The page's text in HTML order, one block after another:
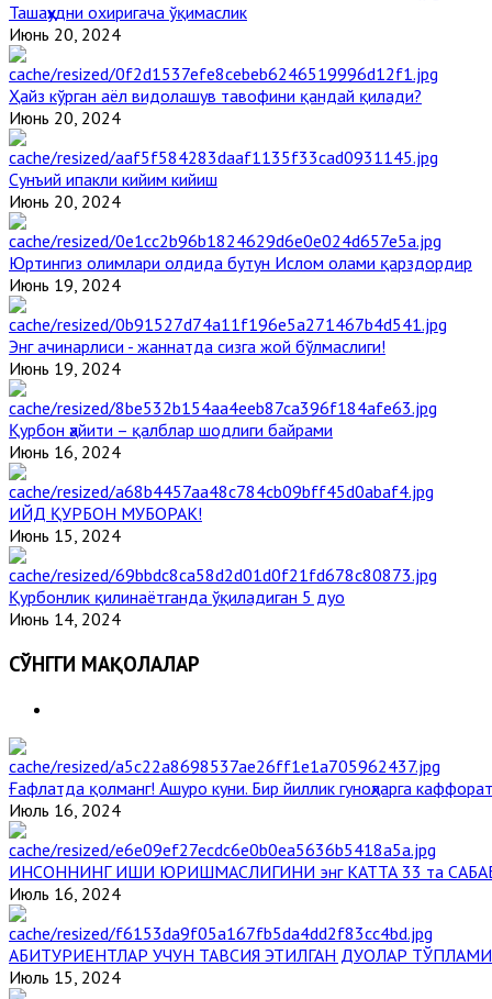
Ташаҳҳудни охиригача ўқимаслик
Июнь 20, 2024
Ҳайз кўрган аёл видолашув тавофини қандай қилади?
Июнь 20, 2024
Сунъий ипакли кийим кийиш
Июнь 20, 2024
Юртингиз олимлари олдида бутун Ислом олами қарздордир
Июнь 19, 2024
Энг ачинарлиси - жаннатда сизга жой бўлмаслиги!
Июнь 19, 2024
Қурбон ҳайити – қалблар шодлиги байрами
Июнь 16, 2024
ИЙД ҚУРБОН МУБОРАК!
Июнь 15, 2024
Қурбонлик қилинаётганда ўқиладиган 5 дуо
Июнь 14, 2024
СЎНГГИ МАҚОЛАЛАР
Ғафлатда қолманг! Ашуро куни. Бир йиллик гуноҳларга
Июль 16, 2024
ИНСОННИНГ ИШИ ЮРИШМАСЛИГИНИ энг КАТТА 33 та
Июль 16, 2024
АБИТУРИЕНТЛАР УЧУН ТАВСИЯ ЭТИЛГАН ДУОЛАР ТЎПЛАМИ
Июль 15, 2024